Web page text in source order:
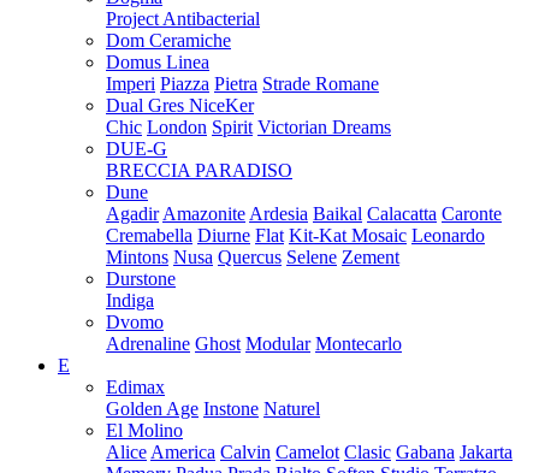
Project Antibacterial
Dom Ceramiche
Domus Linea
Imperi Piazza Pietra Strade Romane
Dual Gres NiceKer
Chic London Spirit Victorian Dreams
DUE-G
BRECCIA PARADISO
Dune
Agadir Amazonite Ardesia Baikal Calacatta Caronte
Cremabella Diurne Flat Kit-Kat Mosaic Leonardo
Mintons Nusa Quercus Selene Zement
Durstone
Indiga
Dvomo
Adrenaline Ghost Modular Montecarlo
E
Edimax
Golden Age Instone Naturel
El Molino
Alice America Calvin Camelot Clasic Gabana Jakarta